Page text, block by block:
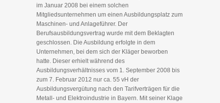
im Januar 2008 bei einem solchen
Mitgliedsunternehmen um einen Ausbildungsplatz zum
Maschinen- und Anlageführer. Der
Berufsausbildungsvertrag wurde mit dem Beklagten
geschlossen. Die Ausbildung erfolgte in dem
Unternehmen, bei dem sich der Kläger beworben
hatte. Dieser erhielt während des
Ausbildungsverhältnisses vom 1. September 2008 bis
zum 7. Februar 2012 nur ca. 55 vH der
Ausbildungsvergütung nach den Tarifverträgen für die
Metall- und Elektroindustrie in Bayern. Mit seiner Klage